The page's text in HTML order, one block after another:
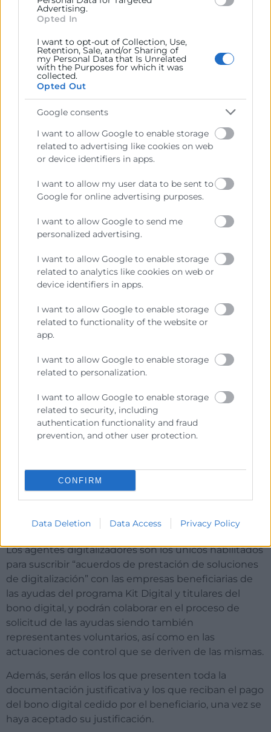
Advertising.
Opted In
I want to opt-out of Collection, Use,
Retention, Sale, and/or Sharing of
my Personal Data that Is Unrelated
with the Purposes for which it was
collected.
Opted Out
Google consents
I want to allow Google to enable storage
related to advertising like cookies on web
or device identifiers in apps.
I want to allow my user data to be sent to
Google for online advertising purposes.
I want to allow Google to send me
personalized advertising.
I want to allow Google to enable storage
related to analytics like cookies on web or
device identifiers in apps.
I want to allow Google to enable storage
related to functionality of the website or
app.
I want to allow Google to enable storage
related to personalization.
I want to allow Google to enable storage
related to security, including
authentication functionality and fraud
prevention, and other user protection.
CONFIRM
Data Deletion Data Access Privacy Policy
ordenadores portátiles u ordenadores de sobremesa
junto con monitor nuevos, que deberán cumplir
Con el objetivo de seguir contribuyendo a que las
microempresas y autónomos/as continúen su
proceso de transformación digital, las nuevas
empresas beneficiarias que quieran formalizar
Acuerdos de Prestación de Soluciones de
Digitalización de la Categoría de «Puesto de trabajo
seguro», deberán haber formalizado y tener validado
previamente uno o más Acuerdos de cualquier otra
En el caso de la solución de Puesto de Trabajo
de 12 meses de prestación del servicio, el agente
digitalizador deberá informar a la entidad beneficiaria
del valor residual del equipo. Este valor será como
máximo del 15% del importe del valor del Acuerdo
firmado. En caso de que la empresa beneficiara
meses de servicio, deberá abonar esa cantidad.
Más de 10.800 agentes digitalizadores
Actualmente, el catálogo de agentes digitalizadores
está compuesto por más de 10.800 agentes
continuará abierto durante toda la duración del
Programa, por lo que el catálogo se irá ampliando
según se vayan resolviendo las solicitudes.
los agentes digitalizadores adheridos han podido
actualizar su oferta de soluciones en el Catálogo y los
que no lo eran puede adherirse por primera vez , ya
abierta durante toda la duración del Programa.
Los agentes digitalizadores son los únicos habilitados
para suscribir “acuerdos de prestación de soluciones
de digitalización” con las empresas beneficiarias de
las ayudas del programa Kit Digital y titulares del
bono digital, y podrán colaborar en el proceso de
solicitud de las ayudas siendo también
representantes voluntarios, así como en las
actuaciones de control que se deriven de las mismas.
Además, serán ellos los que presenten toda la
documentación justificativa y los que reciban el pago
del bono digital cedido por el beneficiario, una vez se
haya aceptado su justificación.